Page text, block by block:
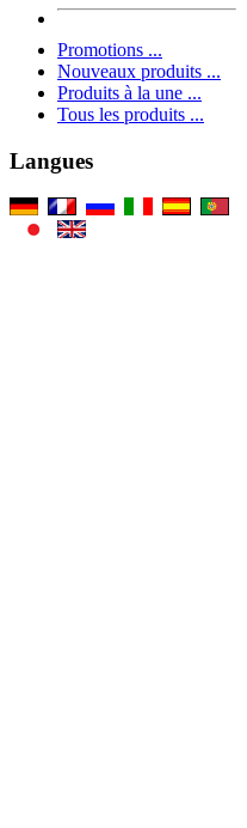
Promotions ...
Nouveaux produits ...
Produits à la une ...
Tous les produits ...
Langues